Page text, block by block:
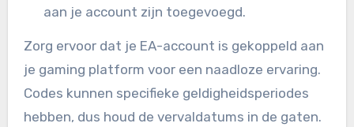
aan je account zijn toegevoegd.
Zorg ervoor dat je EA-account is gekoppeld aan
je gaming platform voor een naadloze ervaring.
Codes kunnen specifieke geldigheidsperiodes
hebben, dus houd de vervaldatums in de gaten.